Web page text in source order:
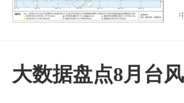
大数据盘点8月台